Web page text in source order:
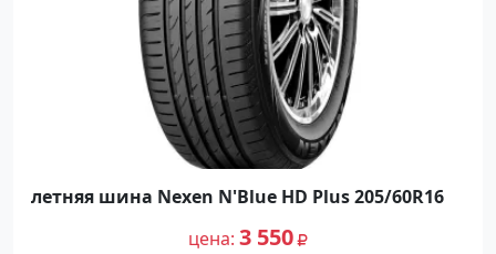
летняя шина Nexen N'Blue HD Plus 205/60R16
цена 3 550